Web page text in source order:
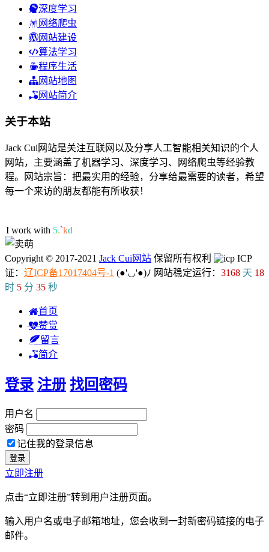
深度学习
网络爬虫
网站建设
算法学习
程序生活
网站地图
网站简介
关于本站
Jack Cui网站是关注互联网以及分享人工智能相关知识的个人
网站，主要涵盖了机器学习、深度学习、网络爬虫等经验教
程。网站宗旨：把最实用的经验，分享给最需要的读者，希望
每一个来访的朋友都能有所收获！
I work with ML/DL
Copyright © 2017-2021 Jack Cui网站 保留所有权利
ICP
证： 辽ICP备17017404号-1 (●'◡'●)ﾉ 网站稳定运行： 3168 天 18
时 5 分 36 秒
首页
赞赏
留言
简介
登录 注册 找回密码
用户名
密码
记住我的登录信息
立即注册
点击“立即注册”转到用户注册页面。
输入用户名或电子邮箱地址，您会收到一封新密码链接的电子
邮件。